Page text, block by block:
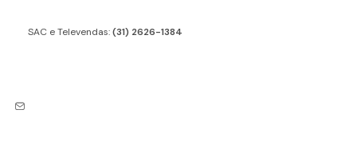
SAC e Televendas:(31) 2626-1384